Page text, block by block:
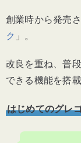
創業時から発売
ク 」。
改良を重ね、普
できる機能を搭載
はじめてのグレ